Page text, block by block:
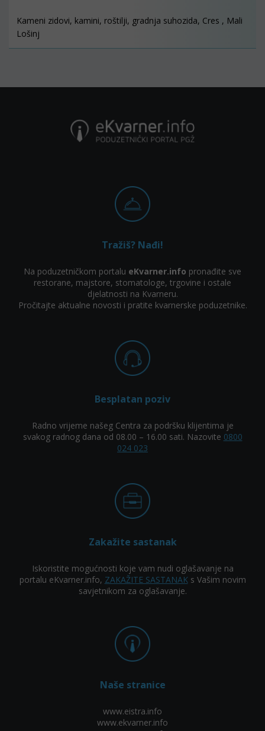
Kameni zidovi, kamini, roštilji, gradnja suhozida, Cres , Mali
Lošinj
Tražiš? Nađi!
Na poduzetničkom portalu eKvarner.info pronađite sve
restorane, majstore, stomatologe, trgovine i ostale
djelatnosti na Kvarneru.
Pročitajte aktualne novosti i pratite kvarnerske poduzetnike.
Besplatan poziv
Radno vrijeme našeg Centra za podršku klijentima je
svakog radnog dana od 08.00 – 16.00 sati. Nazovite 0800
024 023
Zakažite sastanak
Iskoristite mogućnosti koje vam nudi oglašavanje na
portalu eKvarner.info, ZAKAŽITE SASTANAKs Vašim novim
savjetnikom za oglašavanje.
Naše stranice
www.eistra.info
www.ekvarner.info